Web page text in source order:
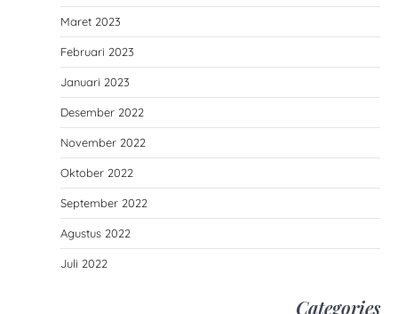
Maret 2023
Februari 2023
Januari 2023
Desember 2022
November 2022
Oktober 2022
September 2022
Agustus 2022
Juli 2022
Categories